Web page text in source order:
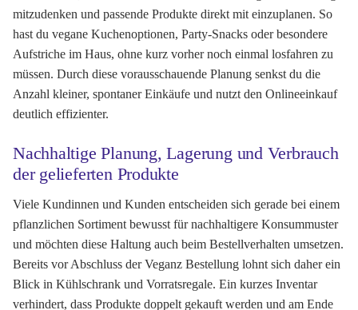
mitzudenken und passende Produkte direkt mit einzuplanen. So
hast du vegane Kuchenoptionen, Party-Snacks oder besondere
Aufstriche im Haus, ohne kurz vorher noch einmal losfahren zu
müssen. Durch diese vorausschauende Planung senkst du die
Anzahl kleiner, spontaner Einkäufe und nutzt den Onlineeinkauf
deutlich effizienter.
Nachhaltige Planung, Lagerung und Verbrauch
der gelieferten Produkte
Viele Kundinnen und Kunden entscheiden sich gerade bei einem
pflanzlichen Sortiment bewusst für nachhaltigere Konsummuster
und möchten diese Haltung auch beim Bestellverhalten umsetzen.
Bereits vor Abschluss der Veganz Bestellung lohnt sich daher ein
Blick in Kühlschrank und Vorratsregale. Ein kurzes Inventar
verhindert, dass Produkte doppelt gekauft werden und am Ende